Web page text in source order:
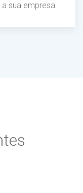
sua empresa.